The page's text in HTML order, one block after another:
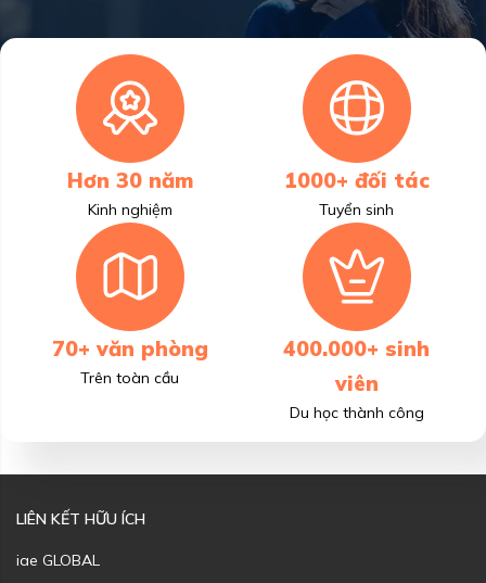
Hơn 30 năm
Kinh nghiệm
1000+ đối tác
Tuyển sinh
70+ văn phòng
Trên toàn cầu
400.000+ sinh
viên
Du học thành công
LIÊN KẾT HỮU ÍCH
iae GLOBAL